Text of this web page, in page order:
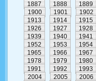
1887
1888 1889
1900
1901 1902
1913
1914 1915
1926
1927 1928
1939
1940 1941
1952
1953 1954
1965
1966 1967
1978
1979 1980
1991
1992 1993
2004
2005 2006